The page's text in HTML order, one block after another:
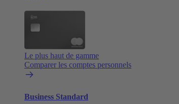
Le plus haut de gamme
Comparer les comptes personnels
Business Standard